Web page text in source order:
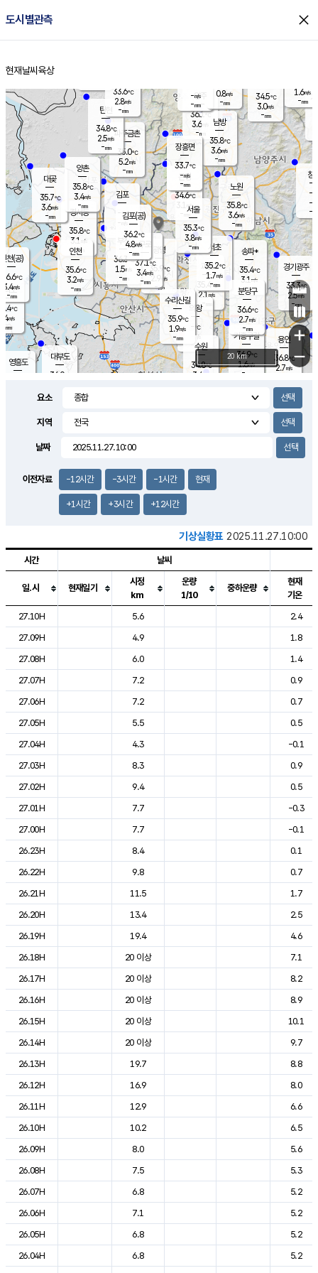
도시별관측 close
홈
현재날씨 육상
의도
℃
m/s
mm
영흥도
양주
36.1℃
3.6
-mm
과천
35.4℃
2.1m/s
- mm
용인
36.8℃
2.7m/s
경기광주
33.3℃
2.5m/s
-mm
2.8m/s
대부도
36.0
경서동
35.8℃
3.1 m/s
-mm
파주금촌
35.0℃
5.2m/s
-mm
34.5℃
3.0m/s
-mm
대곶
35.7℃
3.6m/s
-mm
창
-
-m/
-
탄현
34.8℃
2.5m/s
-mm
1.6m/s
-mm
의왕
- ℃
m/s
mm
김포
- ℃
-m/s
mm
광명
35.9 ℃
2.9 m/s
-mm
부천
36.3℃
1.5m/s
-mm
양촌
35.8℃
3.4m/s
-mm
구로
37.1℃
3.4m/s
-mm
은평
34.6℃
3.1 m/s
- mm
노원
35.8℃
3.6m/s
-mm
송파*
35.4℃
3.1 m/s
-mm
서초
35.2℃
1.7m/s
-mm
남방
35.8℃
3.6m/s
-mm
기흥구갈
36.9℃
1.6m/s
-
수리산길
35.9℃
1.9m/s
-mm
분당구
36.6℃
2.7m/s
-mm
장흥면
33.7℃
-m/s
-mm
-m/s
-mm
인천(공)
36.6℃
3.4m/s
-mm
김포(공)
36.2℃
4.8m/s
-mm
수원
34.8℃
3.4 m/s
인천
35.6℃
3.2m/s
-mm
서울
35.3℃
3.8m/s
-mm
33.6℃
2.8m/s
-mm
0.8m/s
-mm
+
−
20 km
요소
지역
날짜
이전자료 -12시간 -3시간 -1시간 현재
+1시간 +3시간 +12시간
기상실황표 2025.11.27.10:00
도시별 기상실황표로 지점, 날씨, 기온, 강수, 바람, 기압등을 안내한 표입
시간 날씨
일.시 현재일기
시정
km
운량
1/10
중하운량
현재
기온
27.10H
5.6
2.4
27.09H
4.9
1.8
27.08H
6.0
1.4
27.07H
7.2
0.9
27.06H
7.2
0.7
27.05H
5.5
0.5
27.04H
4.3
-0.1
27.03H
8.3
0.9
27.02H
9.4
0.5
27.01H
7.7
-0.3
27.00H
7.7
-0.1
26.23H
8.4
0.1
26.22H
9.8
0.7
26.21H
11.5
1.7
26.20H
13.4
2.5
26.19H
19.4
4.6
26.18H
20 이상
7.1
26.17H
20 이상
8.2
26.16H
20 이상
8.9
26.15H
20 이상
10.1
26.14H
20 이상
9.7
26.13H
19.7
8.8
26.12H
16.9
8.0
26.11H
12.9
6.6
26.10H
10.2
6.5
26.09H
8.0
5.6
26.08H
7.5
5.3
26.07H
6.8
5.2
26.06H
7.1
5.2
26.05H
6.8
5.2
26.04H
6.8
5.2